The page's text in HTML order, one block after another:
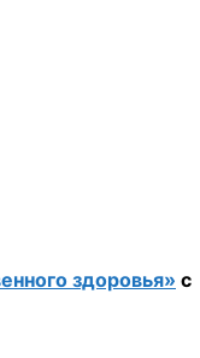
здоровья» с